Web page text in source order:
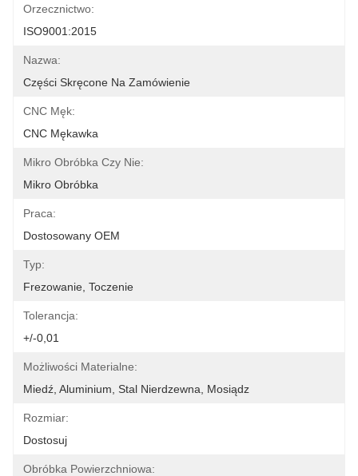
Orzecznictwo:
ISO9001:2015
Nazwa:
Części Skręcone Na Zamówienie
CNC Męk:
CNC Mękawka
Mikro Obróbka Czy Nie:
Mikro Obróbka
Praca:
Dostosowany OEM
Typ:
Frezowanie, Toczenie
Tolerancja:
+/-0,01
Możliwości Materialne:
Miedź, Aluminium, Stal Nierdzewna, Mosiądz
Rozmiar:
Dostosuj
Obróbka Powierzchniowa: